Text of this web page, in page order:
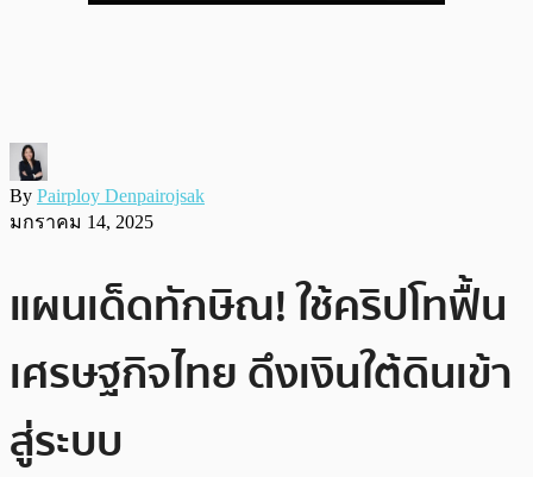
By Pairploy Denpairojsak
มกราคม 14, 2025
แผนเด็ดทักษิณ! ใช้คริปโทฟื้น
เศรษฐกิจไทย ดึงเงินใต้ดินเข้า
สู่ระบบ